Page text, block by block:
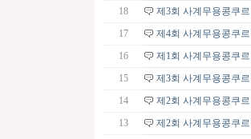
18
제3회 사계무용콩쿠
17
제4회 사계무용콩쿠
16
제1회 사계무용콩쿠
15
제3회 사계무용콩쿠
14
제2회 사계무용콩쿠
13
제2회 사계무용콩쿠